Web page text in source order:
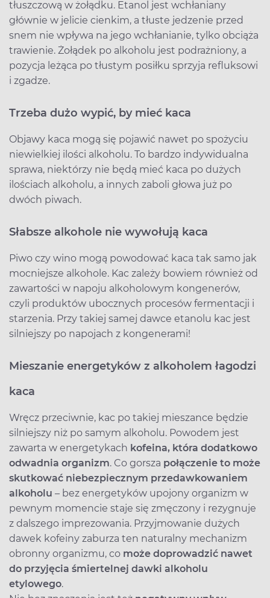
tłuszczową w żołądku. Etanol jest wchłaniany
głównie w jelicie cienkim, a tłuste jedzenie przed
snem nie wpływa na jego wchłanianie, tylko obciąża
trawienie. Żołądek po alkoholu jest podrażniony, a
pozycja leżąca po tłustym posiłku sprzyja refluksowi
i zgadze.
Trzeba dużo wypić, by mieć kaca
Objawy kaca mogą się pojawić nawet po spożyciu
niewielkiej ilości alkoholu. To bardzo indywidualna
sprawa, niektórzy nie będą mieć kaca po dużych
ilościach alkoholu, a innych zaboli głowa już po
dwóch piwach.
Słabsze alkohole nie wywołują kaca
Piwo czy wino mogą powodować kaca tak samo jak
mocniejsze alkohole. Kac zależy bowiem również od
zawartości w napoju alkoholowym kongenerów,
czyli produktów ubocznych procesów fermentacji i
starzenia. Przy takiej samej dawce etanolu kac jest
silniejszy po napojach z kongenerami!
Mieszanie energetyków z alkoholem łagodzi
kaca
Wręcz przeciwnie, kac po takiej mieszance będzie
silniejszy niż po samym alkoholu. Powodem jest
zawarta w energetykach kofeina, która dodatkowo
odwadnia organizm. Co gorsza połączenie to może
skutkować niebezpiecznym przedawkowaniem
alkoholu – bez energetyków upojony organizm w
pewnym momencie staje się zmęczony i rezygnuje
z dalszego imprezowania. Przyjmowanie dużych
dawek kofeiny zaburza ten naturalny mechanizm
obronny organizmu, co może doprowadzić nawet
do przyjęcia śmiertelnej dawki alkoholu
etylowego.